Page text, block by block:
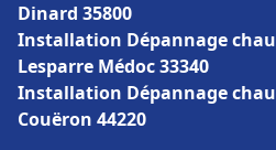
Dinard 35800
Installation Dépannage
Lesparre Médoc 33340
Installation Dépannage
Couëron 44220